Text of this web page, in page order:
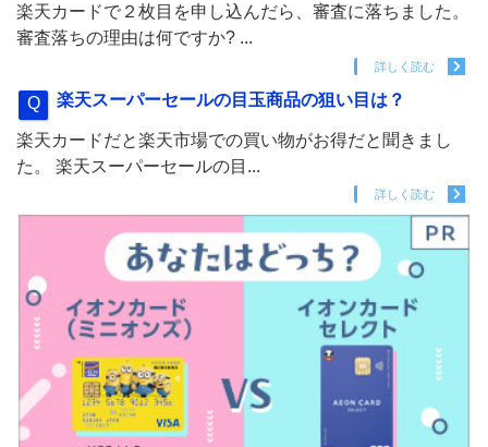
楽天カードで２枚目を申し込んだら、審査に落ちました。
審査落ちの理由は何ですか? ...
詳しく読む
楽天スーパーセールの目玉商品の狙い目は？
楽天カードだと楽天市場での買い物がお得だと聞きまし
た。 楽天スーパーセールの目...
詳しく読む